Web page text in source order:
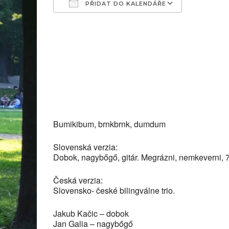
PŘIDAT DO KALENDÁŘE
Bumikibum, brnkbrnk, dumdum
Slovenská verzia:
Dobok, nagybőgő, gitár. Megrázni, nemkeverni,
Česká verzia:
Slovensko- české bilingválne trio.
Jakub Kačic – dobok
Jan Galia – nagybőgő